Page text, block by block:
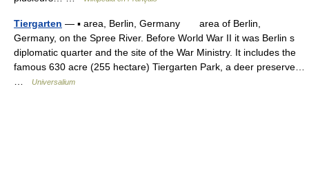
Tiergarten — ▪ area, Berlin, Germany area of Berlin,
Germany, on the Spree River. Before World War II it was Berlin s
diplomatic quarter and the site of the War Ministry. It includes the
famous 630 acre (255 hectare) Tiergarten Park, a deer preserve…
Universalium